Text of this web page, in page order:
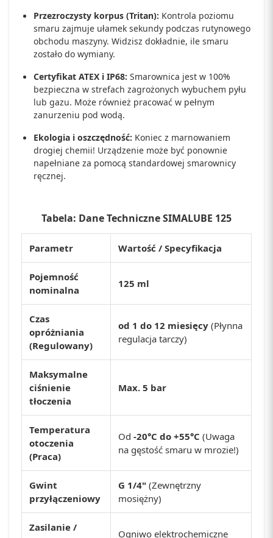
Przezroczysty korpus (Tritan): Kontrola poziomu
smaru zajmuje ułamek sekundy podczas rutynowego
obchodu maszyny. Widzisz dokładnie, ile smaru
zostało do wymiany.
Certyfikat ATEX i IP68: Smarownica jest w 100%
bezpieczna w strefach zagrożonych wybuchem pyłu
lub gazu. Może również pracować w pełnym
zanurzeniu pod wodą.
Ekologia i oszczędność: Koniec z marnowaniem
drogiej chemii! Urządzenie może być ponownie
napełniane za pomocą standardowej smarownicy
ręcznej.
Tabela: Dane Techniczne SIMALUBE 125
Parametr Wartość / Specyfikacja
Pojemność
nominalna
125 ml
Czas
opróżniania
(Regulowany)
od 1 do 12 miesięcy (Płynna
regulacja tarczy)
Maksymalne
ciśnienie
tłoczenia
Max. 5 bar
Temperatura
otoczenia
(Praca)
Od -20°C do +55°C (Uwaga
na gęstość smaru w mrozie!)
Gwint
przyłączeniowy
G 1/4" (Zewnętrzny
mosiężny)
Zasilanie /
Ogniwo elektrochemiczne